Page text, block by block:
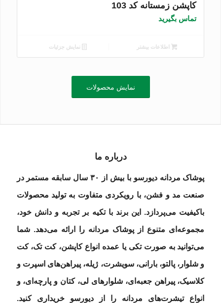
کاپشن زمستانه کد 103
تماس بگیرید
اطلاعات بیشتر نمایش جزئیات
نمایش محصولات
درباره ما
پوشاک مردانه دیورسو با بیش از ۳۰ سال سابقه مستمر در
صنعت مد و فشن، با رویکردی متفاوت به تولید محصولات
باکیفیت می‌پردازد. این برند با تکیه بر تجربه و دانش خود،
مجموعه‌ای متنوع از پوشاک مردانه را ارائه می‌دهد. شما
می‌توانید به‌ صورت تکی یا عمده انواع کاپشن، کت تک، کت
و شلوار، پالتو، بارانی، سویشرت، ژیله، پیراهن‌های اسپرت و
کلاسیک، پیراهن جعبه‌ای، شلوارهای لی، کتان و پارچه‌ای، و
انواع تیشرت‌های مردانه را از دیورسو خریداری کنید.